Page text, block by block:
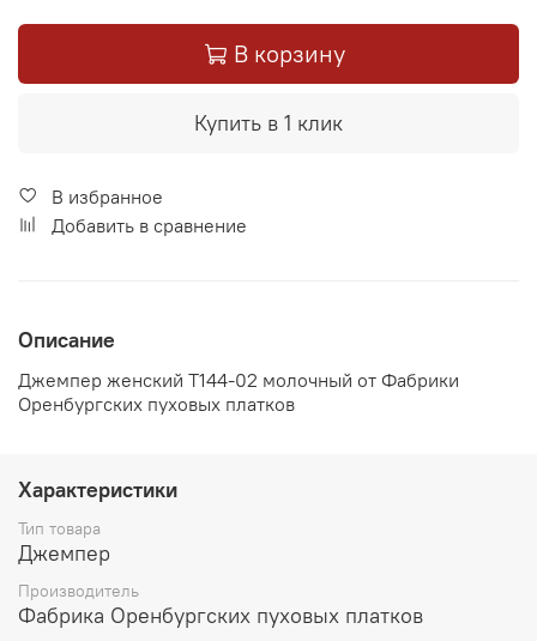
В корзину
Купить в 1 клик
В избранное
Добавить в сравнение
Описание
Джемпер женский Т144-02 молочный от Фабрики
Оренбургских пуховых платков
Характеристики
Тип товара
Джемпер
Производитель
Фабрика Оренбургских пуховых платков